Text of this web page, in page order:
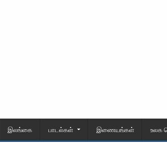
இலங்கை பாடல்கள் இணையங்கள் உலக